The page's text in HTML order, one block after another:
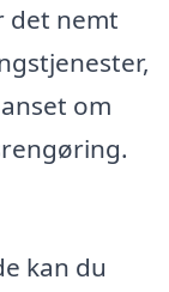
det nemt
om
kan du